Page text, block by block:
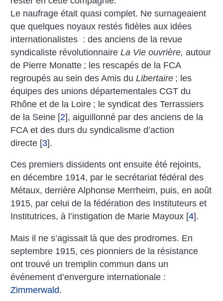
Le naufrage était quasi complet. Ne surnageaient
que quelques noyaux restés fidèles aux idées
internationalistes : des anciens de la revue
syndicaliste révolutionnaireLa Vie ouvrière, autour
de Pierre Monatte ; les rescapés de la FCA
regroupés au sein des Amis duLibertaire ; les
équipes des ­unions départementales CGT du
Rhône et de la Loire ; le syndicat des Terrassiers
de la Seine [2], aiguillonné par des anciens de la
FCA et des durs du syndicalisme d’action
directe [3].
Ces premiers dissidents ont ensuite été rejoints,
en décem­bre 1914, par le secrétariat fédéral des
Métaux, derrière Alphonse Merrheim, puis, en août
1915, par celui de la fédération des Instituteurs et
Institutrices, à l’instigation de Marie Mayoux [4].
Mais il ne s’agissait là que des prodromes. En
septembre 1915, ces pionniers de la résistance
ont trouvé un tremplin commun dans un
événement d’envergure internationale :
Zimmerwald.